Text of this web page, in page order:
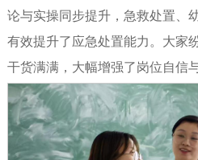
论与实操同步提升，急救处置、
有效提升了应急处置能力。大家
干货满满，大幅增强了岗位自信